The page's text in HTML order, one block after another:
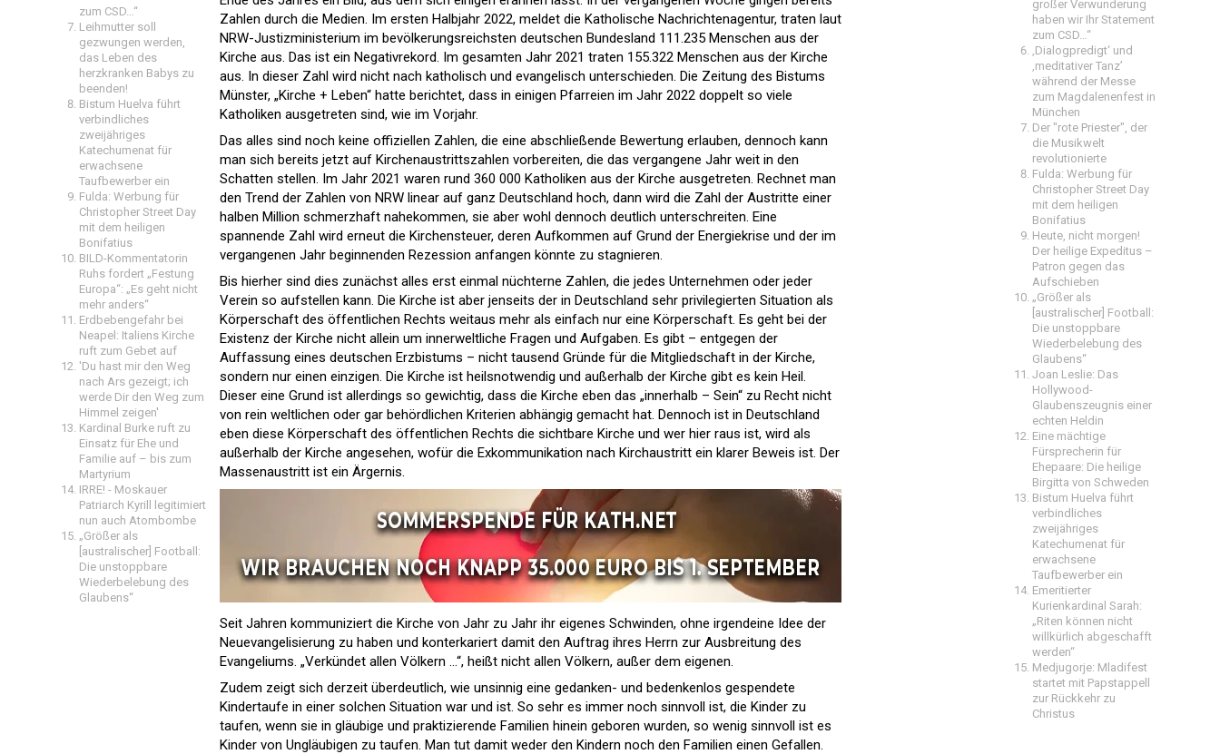
zum CSD…“
Leihmutter soll
gezwungen werden,
das Leben des
herzkranken Babys zu
beenden!
Bistum Huelva führt
verbindliches
zweijähriges
Katechumenat für
erwachsene
Taufbewerber ein
Fulda: Werbung für
Christopher Street Day
mit dem heiligen
Bonifatius
BILD-Kommentatorin
Ruhs fordert „Festung
Europa“: „Es geht nicht
mehr anders“
Erdbebengefahr bei
Neapel: Italiens Kirche
ruft zum Gebet auf
'Du hast mir den Weg
nach Ars gezeigt; ich
werde Dir den Weg zum
Himmel zeigen'
Kardinal Burke ruft zu
Einsatz für Ehe und
Familie auf – bis zum
Martyrium
IRRE! - Moskauer
Patriarch Kyrill legitimiert
nun auch Atombombe
„Größer als
[australischer] Football:
Die unstoppbare
Wiederbelebung des
Glaubens“
Zahlen durch die Medien. Im ersten Halbjahr 2022, meldet die Katholische Nachrichtenagentur, traten laut
NRW-Justizministerium im bevölkerungsreichsten deutschen Bundesland 111.235 Menschen aus der
Kirche aus. Das ist ein Negativrekord. Im gesamten Jahr 2021 traten 155.322 Menschen aus der Kirche
aus. In dieser Zahl wird nicht nach katholisch und evangelisch unterschieden. Die Zeitung des Bistums
Münster, „Kirche + Leben“ hatte berichtet, dass in einigen Pfarreien im Jahr 2022 doppelt so viele
Katholiken ausgetreten sind, wie im Vorjahr.
Das alles sind noch keine offiziellen Zahlen, die eine abschließende Bewertung erlauben, dennoch kann
man sich bereits jetzt auf Kirchenaustrittszahlen vorbereiten, die das vergangene Jahr weit in den
Schatten stellen. Im Jahr 2021 waren rund 360 000 Katholiken aus der Kirche ausgetreten. Rechnet man
den Trend der Zahlen von NRW linear auf ganz Deutschland hoch, dann wird die Zahl der Austritte einer
halben Million schmerzhaft nahekommen, sie aber wohl dennoch deutlich unterschreiten. Eine
spannende Zahl wird erneut die Kirchensteuer, deren Aufkommen auf Grund der Energiekrise und der im
vergangenen Jahr beginnenden Rezession anfangen könnte zu stagnieren.
Bis hierher sind dies zunächst alles erst einmal nüchterne Zahlen, die jedes Unternehmen oder jeder
Verein so aufstellen kann. Die Kirche ist aber jenseits der in Deutschland sehr privilegierten Situation als
Körperschaft des öffentlichen Rechts weitaus mehr als einfach nur eine Körperschaft. Es geht bei der
Existenz der Kirche nicht allein um innerweltliche Fragen und Aufgaben. Es gibt – entgegen der
Auffassung eines deutschen Erzbistums – nicht tausend Gründe für die Mitgliedschaft in der Kirche,
sondern nur einen einzigen. Die Kirche ist heilsnotwendig und außerhalb der Kirche gibt es kein Heil.
Dieser eine Grund ist allerdings so gewichtig, dass die Kirche eben das „innerhalb – Sein“ zu Recht nicht
von rein weltlichen oder gar behördlichen Kriterien abhängig gemacht hat. Dennoch ist in Deutschland
eben diese Körperschaft des öffentlichen Rechts die sichtbare Kirche und wer hier raus ist, wird als
außerhalb der Kirche angesehen, wofür die Exkommunikation nach Kirchaustritt ein klarer Beweis ist. Der
Massenaustritt ist ein Ärgernis.
Seit Jahren kommuniziert die Kirche von Jahr zu Jahr ihr eigenes Schwinden, ohne irgendeine Idee der
Neuevangelisierung zu haben und konterkariert damit den Auftrag ihres Herrn zur Ausbreitung des
Evangeliums. „Verkündet allen Völkern …“, heißt nicht allen Völkern, außer dem eigenen.
Zudem zeigt sich derzeit überdeutlich, wie unsinnig eine gedanken- und bedenkenlos gespendete
Kindertaufe in einer solchen Situation war und ist. So sehr es immer noch sinnvoll ist, die Kinder zu
taufen, wenn sie in gläubige und praktizierende Familien hinein geboren wurden, so wenig sinnvoll ist es
Kinder von Ungläubigen zu taufen. Man tut damit weder den Kindern noch den Familien einen Gefallen.
großer Verwunderung
haben wir Ihr Statement
zum CSD…“
‚Dialogpredigt‘ und
‚meditativer Tanz’
während der Messe
zum Magdalenenfest in
München
Der "rote Priester", der
die Musikwelt
revolutionierte
Fulda: Werbung für
Christopher Street Day
mit dem heiligen
Bonifatius
Heute, nicht morgen!
Der heilige Expeditus –
Patron gegen das
Aufschieben
„Größer als
[australischer] Football:
Die unstoppbare
Wiederbelebung des
Glaubens“
Joan Leslie: Das
Hollywood-
Glaubenszeugnis einer
echten Heldin
Eine mächtige
Fürsprecherin für
Ehepaare: Die heilige
Birgitta von Schweden
Bistum Huelva führt
verbindliches
zweijähriges
Katechumenat für
erwachsene
Taufbewerber ein
Emeritierter
Kurienkardinal Sarah:
„Riten können nicht
willkürlich abgeschafft
werden“
Medjugorje: Mladifest
startet mit Papstappell
zur Rückkehr zu
Christus